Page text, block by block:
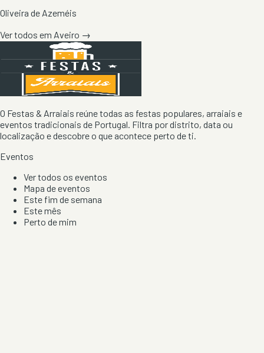
Oliveira de Azeméis
Ver todos em Aveiro →
O Festas & Arraiais reúne todas as festas populares, arraiais e
eventos tradicionais de Portugal. Filtra por distrito, data ou
localização e descobre o que acontece perto de ti.
Eventos
Ver todos os eventos
Mapa de eventos
Este fim de semana
Este mês
Perto de mim